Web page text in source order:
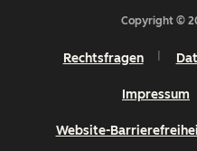
Copyright ©
Rechtsfragen
Impressum
Website-